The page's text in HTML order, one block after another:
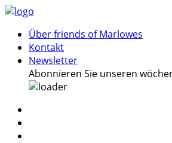
Über friends of Marlowes
Kontakt
Newsletter
Abonnieren Sie unseren